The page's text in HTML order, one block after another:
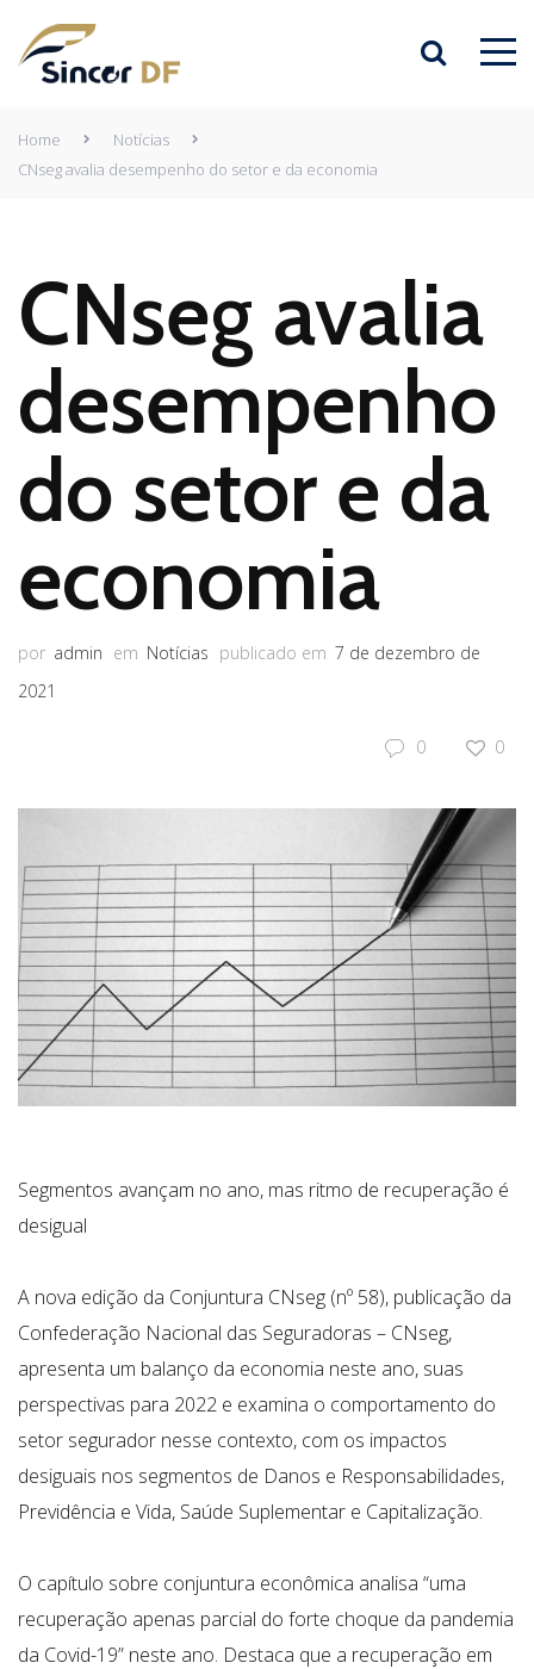
Home
Notícias
CNseg avalia desempenho do setor e da economia
CNseg avalia
desempenho
do setor e da
economia
por admin em Notícias publicado em 7 de dezembro de
2021
0 0
Segmentos avançam no ano, mas ritmo de recuperação é
desigual
A nova edição da Conjuntura CNseg (nº 58), publicação da
Confederação Nacional das Seguradoras – CNseg,
apresenta um balanço da economia neste ano, suas
perspectivas para 2022 e examina o comportamento do
setor segurador nesse contexto, com os impactos
desiguais nos segmentos de Danos e Responsabilidades,
Previdência e Vida, Saúde Suplementar e Capitalização.
O capítulo sobre conjuntura econômica analisa “uma
recuperação apenas parcial do forte choque da pandemia
da Covid-19” neste ano. Destaca que a recuperação em